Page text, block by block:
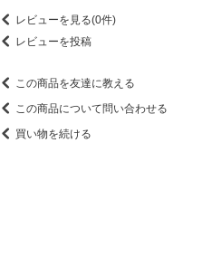
レビューを見る(0件)
レビューを投稿
この商品を友達に教える
この商品について問い合わせる
買い物を続ける